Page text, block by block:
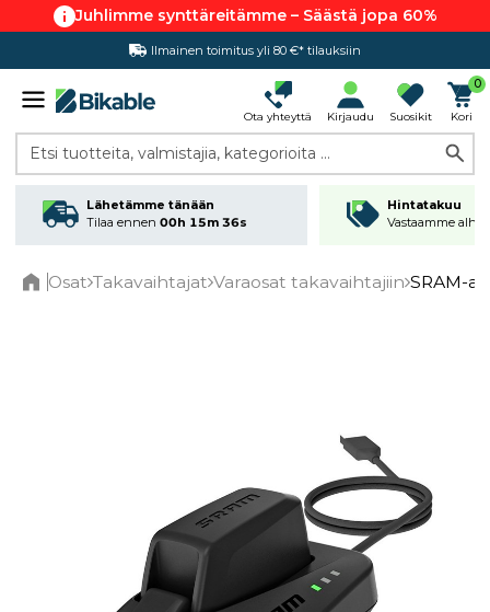
Juhlimme synttäreitämme – Säästä jopa 60%
Ilmainen toimitus yli 80 €* tilauksiin
Hintatakuu
Ota yhteyttä Kirjaudu Suosikit
0
Kori
Etsi tuotteita, valmistajia, kategorioita ...
Lähetämme tänään
Tilaa ennen 00h 15m 36s
Hintatakuu
Vastaamme
Osat Takavaihtajat Varaosat takavaihtajiin SRAM-